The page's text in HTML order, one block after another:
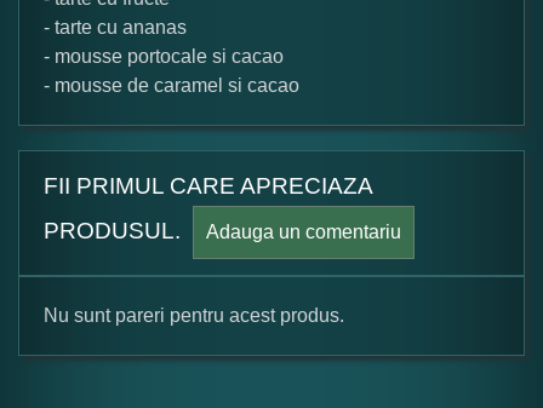
- tarte cu ananas
- mousse portocale si cacao
- mousse de caramel si cacao
FII PRIMUL CARE APRECIAZA
PRODUSUL.
Adauga un comentariu
Formular pareri client
Nu sunt pareri pentru acest produs.